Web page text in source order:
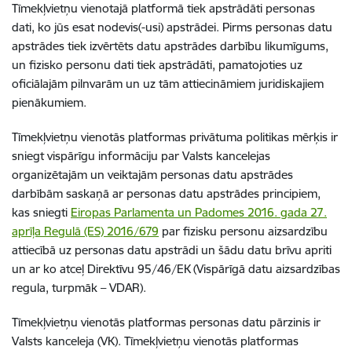
Tīmekļvietņu vienotajā platformā tiek apstrādāti personas
dati, ko jūs esat nodevis(-usi) apstrādei. Pirms personas datu
apstrādes tiek izvērtēts datu apstrādes darbību likumīgums,
un fizisko personu dati tiek apstrādāti, pamatojoties uz
oficiālajām pilnvarām un uz tām attiecināmiem juridiskajiem
pienākumiem.
Tīmekļvietņu vienotās platformas privātuma politikas mērķis ir
sniegt vispārīgu informāciju par Valsts kancelejas
organizētajām un veiktajām personas datu apstrādes
darbībām saskaņā ar personas datu apstrādes principiem,
kas sniegti Eiropas Parlamenta un Padomes 2016. gada 27.
aprīļa Regulā (ES) 2016/679 par fizisku personu aizsardzību
attiecībā uz personas datu apstrādi un šādu datu brīvu apriti
un ar ko atceļ Direktīvu 95/46/EK (Vispārīgā datu aizsardzības
regula, turpmāk – VDAR).
Tīmekļvietņu vienotās platformas personas datu pārzinis ir
Valsts kanceleja (VK). Tīmekļvietņu vienotās platformas